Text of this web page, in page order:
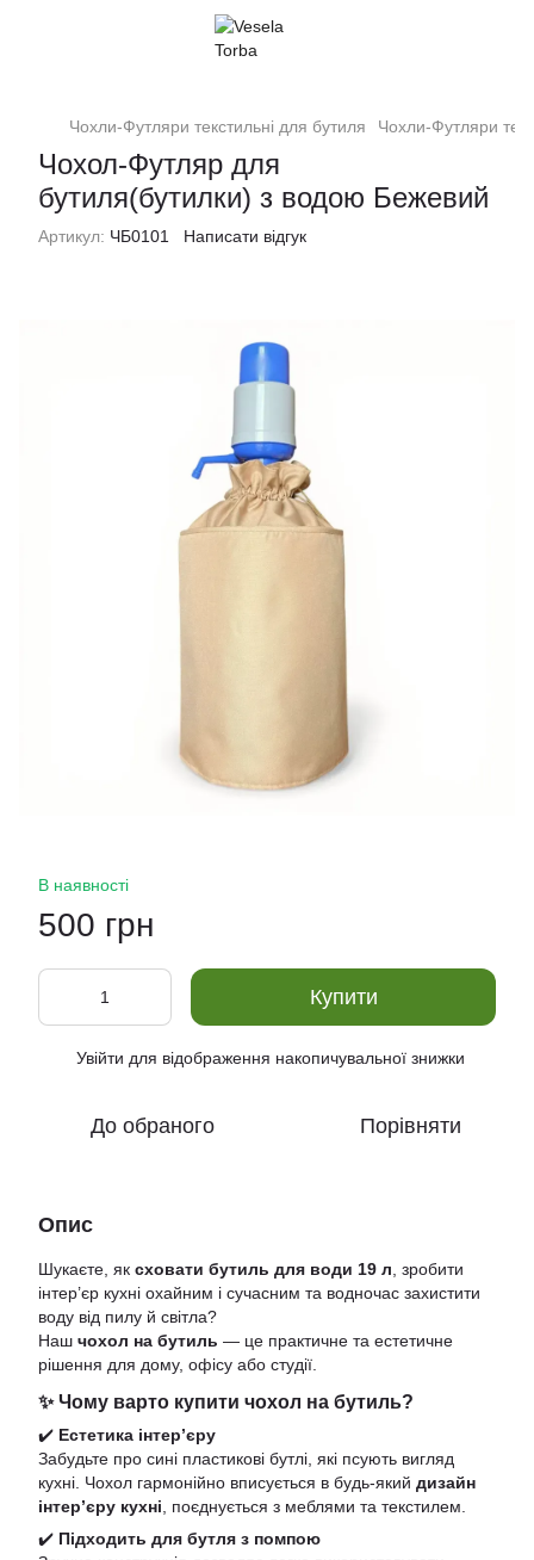
Чохли-Футляри текстильні для бутиля Чохли-Футляри
Чохол-Футляр для
бутиля(бутилки) з водою Бежевий
Артикул: ЧБ0101 Написати відгук
В наявності
500 грн
Купити
Увійти для відображення накопичувальної знижки
До обраного Порівняти
Опис
Шукаєте, як сховати бутиль для води 19 л , зробити
інтер’єр кухні охайним і сучасним та водночас захистити
воду від пилу й світла?
Наш чохол на бутиль — це практичне та естетичне
рішення для дому, офісу або студії.
✨ Чому варто купити чохол на бутиль?
✔️ Естетика інтер’єру
Забудьте про сині пластикові бутлі, які псують вигляд
кухні. Чохол гармонійно вписується в будь-який дизайн
інтер’єру кухні , поєднується з меблями та текстилем.
✔️ Підходить для бутля з помпою